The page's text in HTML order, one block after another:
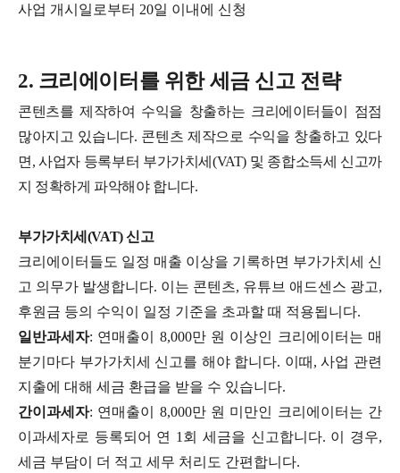
사업 개시일로부터 20일 이내에 신청
2. 크리에이터를 위한 세금 신고 전략
콘텐츠를 제작하여 수익을 창출하는 크리에이터들이 점점
많아지고 있습니다. 콘텐츠 제작으로 수익을 창출하고 있다
면, 사업자 등록부터 부가가치세(VAT) 및 종합소득세 신고까
지 정확하게 파악해야 합니다.
부가가치세(VAT) 신고
크리에이터들도 일정 매출 이상을 기록하면 부가가치세 신
고 의무가 발생합니다. 이는 콘텐츠, 유튜브 애드센스 광고,
후원금 등의 수익이 일정 기준을 초과할 때 적용됩니다.
일반과세자: 연매출이 8,000만 원 이상인 크리에이터는 매
분기마다 부가가치세 신고를 해야 합니다. 이때, 사업 관련
지출에 대해 세금 환급을 받을 수 있습니다.
간이과세자: 연매출이 8,000만 원 미만인 크리에이터는 간
이과세자로 등록되어 연 1회 세금을 신고합니다. 이 경우,
세금 부담이 더 적고 세무 처리도 간편합니다.